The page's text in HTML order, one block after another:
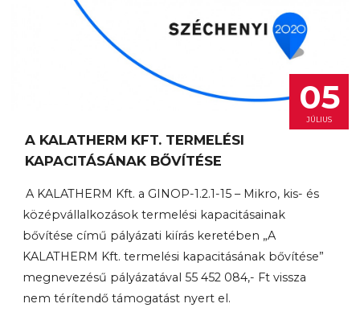
05
JÚLIUS
A KALATHERM KFT. TERMELÉSI
KAPACITÁSÁNAK BŐVÍTÉSE
A KALATHERM Kft. a GINOP-1.2.1-15 – Mikro, kis- és
középvállalkozások termelési kapacitásainak
bővítése című pályázati kiírás keretében „A
KALATHERM Kft. termelési kapacitásának bővítése”
megnevezésű pályázatával 55 452 084,- Ft vissza
nem térítendő támogatást nyert el.